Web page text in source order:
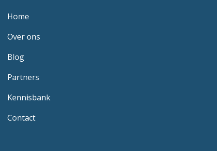
Home
Over ons
Blog
Partners
Kennisbank
Contact